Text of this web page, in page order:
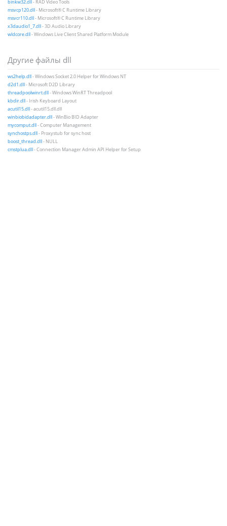
binkw32.dll- RAD Video Tools
msvcp120.dll- Microsoft® C Runtime Library
msvcr110.dll- Microsoft® C Runtime Library
x3daudio1_7.dll- 3D Audio Library
wldcore.dll- Windows Live Client Shared Platform Module
Другие файлы dll
ws2help.dll- Windows Socket 2.0 Helper for Windows NT
d2d1.dll- Microsoft D2D Library
threadpoolwinrt.dll- Windows WinRT Threadpool
kbdir.dll- Irish Keyboard Layout
acutil15.dll- acutil15.dll.dll
winbiobidadapter.dll- WinBio BID Adapter
mycomput.dll- Computer Management
synchostps.dll- Proxystub for sync host
boost_thread.dll- NULL
cmstplua.dll- Connection Manager Admin API Helper for Setup